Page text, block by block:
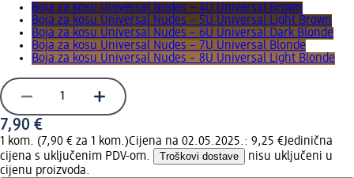
Boja za kosu Universal Nudes – 4U Universal Brown
Boja za kosu Universal Nudes – 5U Universal Light Brown
Boja za kosu Universal Nudes – 6U Universal Dark Blonde
Boja za kosu Universal Nudes – 7U Universal Blonde
Boja za kosu Universal Nudes – 8U Universal Light Blonde
7,90 €
1 kom. (7,90 € za 1 kom.)Cijena na 02.05.2025.: 9,25 €Jedinična
cijena s uključenim PDV-om.
Troškovi dostave
nisu uključeni u
cijenu proizvoda.